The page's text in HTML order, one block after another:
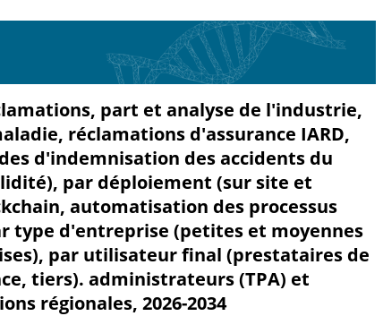
part et analyse de l'industrie,
réclamations d'assurance IARD,
d'indemnisation des accidents du
par déploiement (sur site et
automatisation des processus
type d'entreprise (petites et moyennes
par utilisateur final (prestataires de
tiers). administrateurs (TPA) et
régionales, 2026-2034